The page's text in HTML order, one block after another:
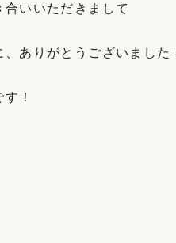
いいただきまして
ありがとうございました
！